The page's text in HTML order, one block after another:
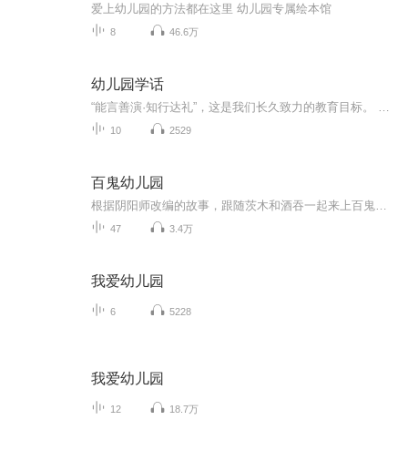
爱上幼儿园的方法都在这里 幼儿园专属绘本馆
8 46.6万
幼儿园学话
10 2529
百鬼幼儿园
47 3.4万
我爱幼儿园
6 5228
我爱幼儿园
12 18.7万